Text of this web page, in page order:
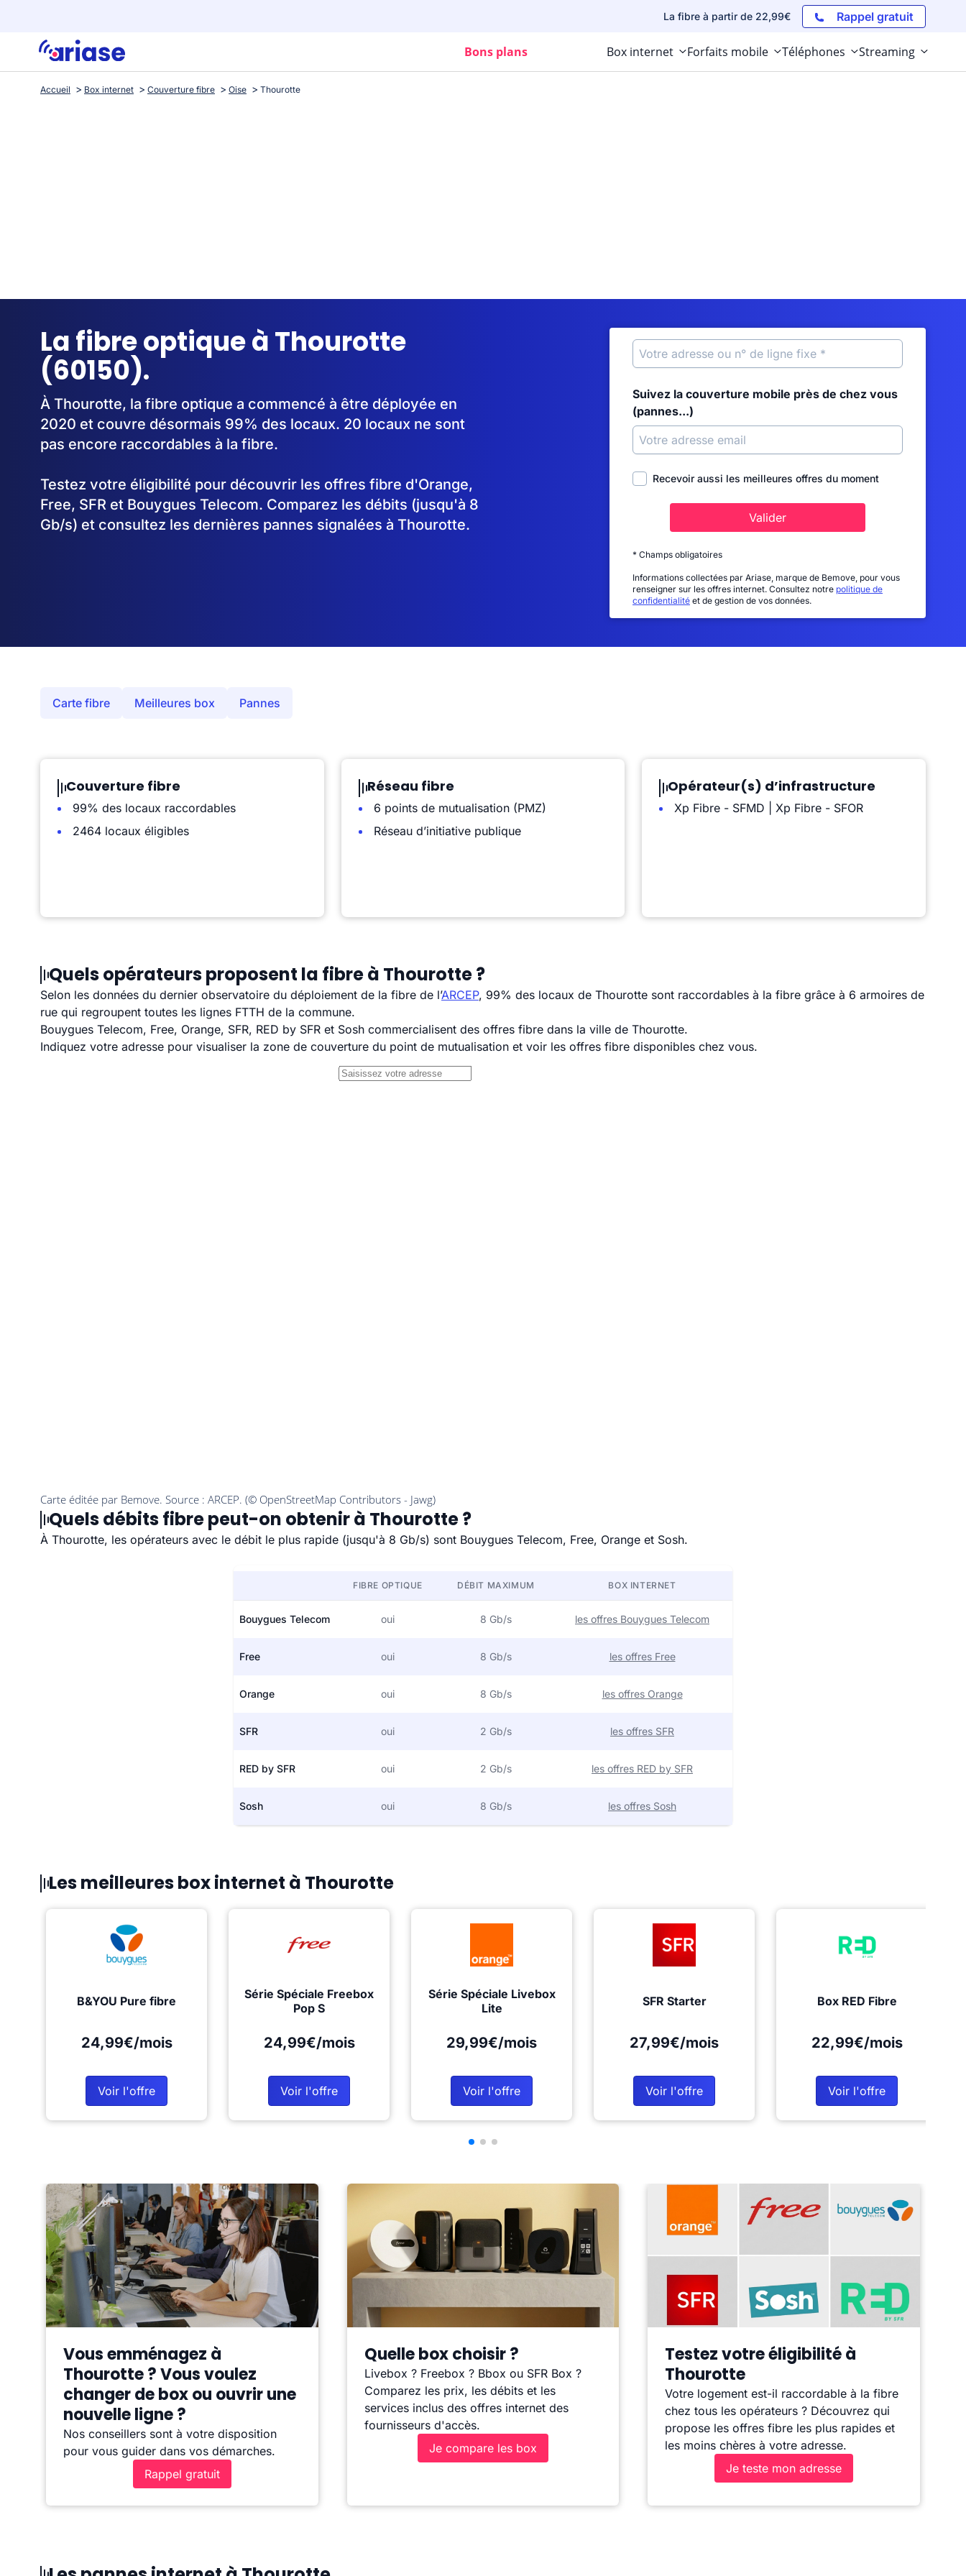
La fibre à partir de 22,99€ Rappel gratuit
Bons plans Box internet Forfaits mobile Téléphones Streaming
Accueil Box internet Couverture fibre Oise Thourotte
La fibre optique à Thourotte
(60150).
À Thourotte, la fibre optique a commencé à être déployée en
2020 et couvre désormais 99% des locaux. 20 locaux ne sont
pas encore raccordables à la fibre.
Testez votre éligibilité pour découvrir les offres fibre d'Orange,
Free, SFR et Bouygues Telecom. Comparez les débits (jusqu'à 8
Gb/s) et consultez les dernières pannes signalées à Thourotte.
Suivez la couverture mobile près de chez vous
(pannes...)
Recevoir aussi les meilleures offres du moment
Valider
* Champs obligatoires
Informations collectées par Ariase, marque de Bemove, pour vous
renseigner sur les offres internet. Consultez notre politique de
confidentialité et de gestion de vos données.
Carte fibre Meilleures box Pannes
Couverture fibre
99% des locaux raccordables
2464 locaux éligibles
Réseau fibre
6 points de mutualisation (PMZ)
Réseau d’initiative publique
Opérateur(s) d’infrastructure
Xp Fibre - SFMD | Xp Fibre - SFOR
Quels opérateurs proposent la fibre à Thourotte ?
Selon les données du dernier observatoire du déploiement de la fibre de l’ARCEP, 99% des locaux de Thourotte sont raccordables à la fibre grâce à 6 armoires de
rue qui regroupent toutes les lignes FTTH de la commune.
Bouygues Telecom, Free, Orange, SFR, RED by SFR et Sosh commercialisent des offres fibre dans la ville de Thourotte.
Indiquez votre adresse pour visualiser la zone de couverture du point de mutualisation et voir les offres fibre disponibles chez vous.
Quels débits fibre peut-on obtenir à Thourotte ?
À Thourotte, les opérateurs avec le débit le plus rapide (jusqu'à 8 Gb/s) sont Bouygues Telecom, Free, Orange et Sosh.
FIBRE OPTIQUE DÉBIT MAXIMUM BOX INTERNET
Bouygues Telecom oui 8 Gb/s les offres Bouygues Telecom
Free oui 8 Gb/s les offres Free
Orange oui 8 Gb/s les offres Orange
SFR oui 2 Gb/s les offres SFR
RED by SFR oui 2 Gb/s les offres RED by SFR
Sosh oui 8 Gb/s les offres Sosh
Les meilleures box internet à Thourotte
B&YOU Pure fibre
24,99€/mois
Voir l'offre
Série Spéciale Freebox
Pop S
24,99€/mois
Voir l'offre
Série Spéciale Livebox
Lite
29,99€/mois
Voir l'offre
SFR Starter
27,99€/mois
Voir l'offre
Box RED Fibre
22,99€/mois
Voir l'offre
Vous emménagez à
Thourotte ? Vous voulez
changer de box ou ouvrir une
nouvelle ligne ?
Nos conseillers sont à votre disposition
pour vous guider dans vos démarches.
Rappel gratuit
Quelle box choisir ?
Livebox ? Freebox ? Bbox ou SFR Box ?
Comparez les prix, les débits et les
services inclus des offres internet des
fournisseurs d'accès.
Je compare les box
Testez votre éligibilité à
Thourotte
Votre logement est-il raccordable à la fibre
chez tous les opérateurs ? Découvrez qui
propose les offres fibre les plus rapides et
les moins chères à votre adresse.
Je teste mon adresse